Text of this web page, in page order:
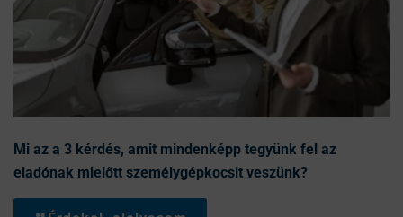
Mi az a 3 kérdés, amit mindenképp tegyünk fel az
eladónak mielőtt személygépkocsit veszünk?